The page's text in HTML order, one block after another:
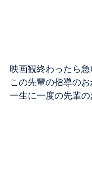
映画観終わったら
この先輩の指導の
一生に一度の先輩